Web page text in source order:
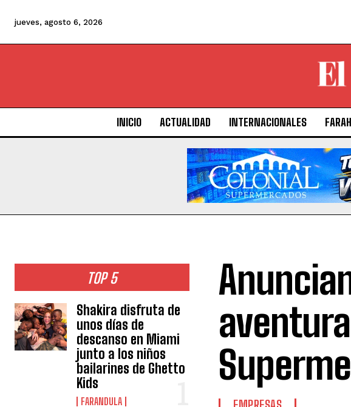
jueves, agosto 6, 2026
INICIO ACTUALIDAD INTERNACIONALES
TOP 5
Shakira disfruta de
unos días de
descanso en Miami
junto a los niños
bailarines de Ghetto
Kids
FARANDULA